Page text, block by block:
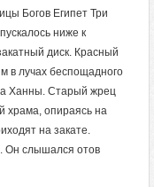
Богов Египет Три
ниже к
диск. Красный
в лучах беспощадного
Ханны. Старый жрец
храма, опираясь на
на закате.
Он слышался отов